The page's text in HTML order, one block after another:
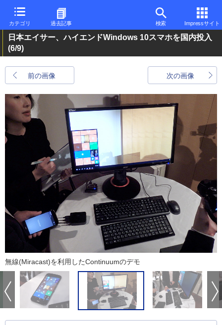
カテゴリ 過去記事 検索 Impressサイト
日本エイサー、ハイエンドWindows 10スマホを国内投入
(6/9)
前の画像 次の画像
無線(Miracast)を利用したContinuumのデモ